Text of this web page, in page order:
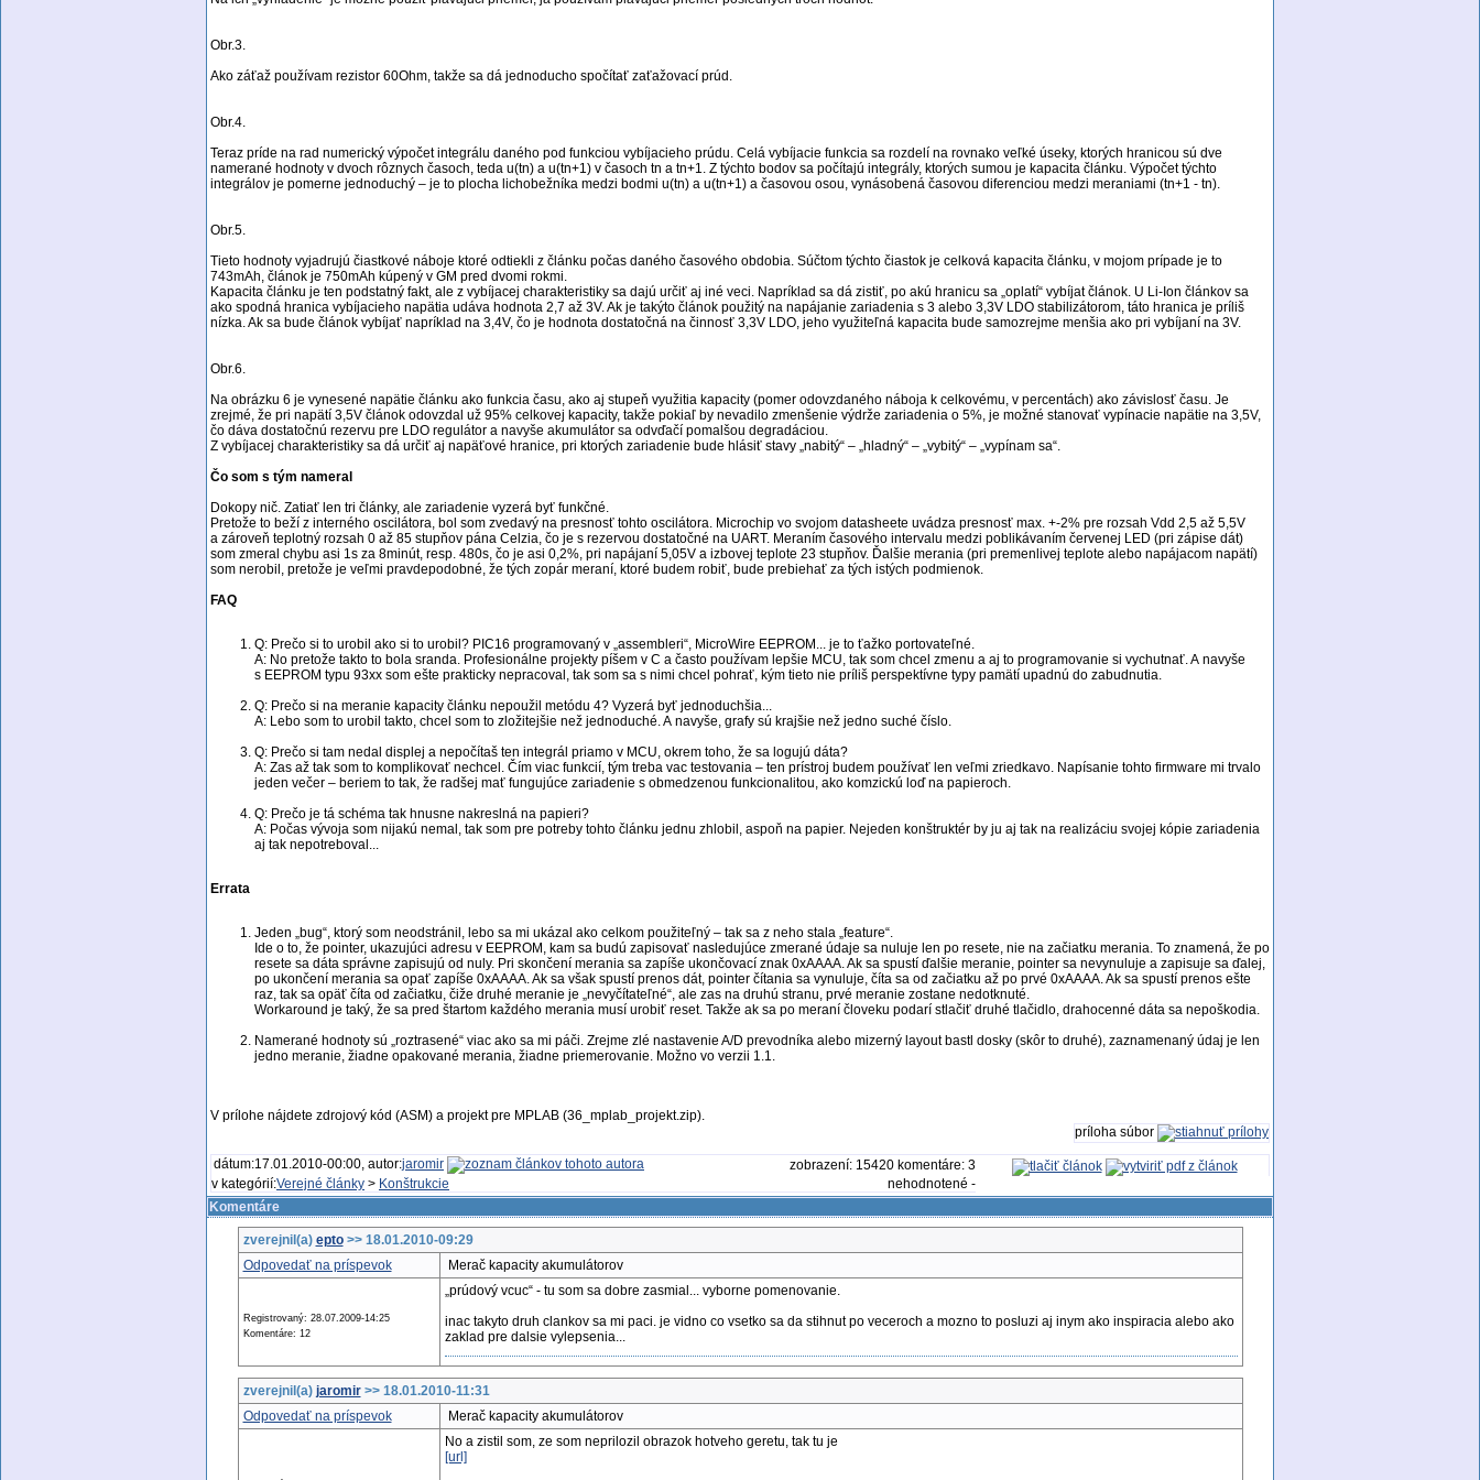
Obr.3.
Ako záťaž používam rezistor 60Ohm, takže sa dá jednoducho spočítať zaťažovací prúd.
Obr.4.
Teraz príde na rad numerický výpočet integrálu daného pod funkciou vybíjacieho prúdu. Celá vybíjacie funkcia sa rozdelí na rovnako veľké úseky, ktorých hranicou sú dve
namerané hodnoty v dvoch rôznych časoch, teda u(tn) a u(tn+1) v časoch tn a tn+1. Z týchto bodov sa počítajú integrály, ktorých sumou je kapacita článku. Výpočet týchto
integrálov je pomerne jednoduchý – je to plocha lichobežníka medzi bodmi u(tn) a u(tn+1) a časovou osou, vynásobená časovou diferenciou medzi meraniami (tn+1 - tn).
Obr.5.
Tieto hodnoty vyjadrujú čiastkové náboje ktoré odtiekli z článku počas daného časového obdobia. Súčtom týchto čiastok je celková kapacita článku, v mojom prípade je to
743mAh, článok je 750mAh kúpený v GM pred dvomi rokmi.
Kapacita článku je ten podstatný fakt, ale z vybíjacej charakteristiky sa dajú určiť aj iné veci. Napríklad sa dá zistiť, po akú hranicu sa „oplatí“ vybíjat článok. U Li-Ion článkov sa
ako spodná hranica vybíjacieho napätia udáva hodnota 2,7 až 3V. Ak je takýto článok použitý na napájanie zariadenia s 3 alebo 3,3V LDO stabilizátorom, táto hranica je príliš
nízka. Ak sa bude článok vybíjať napríklad na 3,4V, čo je hodnota dostatočná na činnosť 3,3V LDO, jeho využiteľná kapacita bude samozrejme menšia ako pri vybíjaní na 3V.
Obr.6.
Na obrázku 6 je vynesené napätie článku ako funkcia času, ako aj stupeň využitia kapacity (pomer odovzdaného náboja k celkovému, v percentách) ako závislosť času. Je
zrejmé, že pri napätí 3,5V článok odovzdal už 95% celkovej kapacity, takže pokiaľ by nevadilo zmenšenie výdrže zariadenia o 5%, je možné stanovať vypínacie napätie na 3,5V,
čo dáva dostatočnú rezervu pre LDO regulátor a navyše akumulátor sa odvďačí pomalšou degradáciou.
Z vybíjacej charakteristiky sa dá určiť aj napäťové hranice, pri ktorých zariadenie bude hlásiť stavy „nabitý“ – „hladný“ – „vybitý“ – „vypínam sa“.
Čo som s tým nameral
Dokopy nič. Zatiať len tri články, ale zariadenie vyzerá byť funkčné.
Pretože to beží z interného oscilátora, bol som zvedavý na presnosť tohto oscilátora. Microchip vo svojom datasheete uvádza presnosť max. +-2% pre rozsah Vdd 2,5 až 5,5V
a zároveň teplotný rozsah 0 až 85 stupňov pána Celzia, čo je s rezervou dostatočné na UART. Meraním časového intervalu medzi poblikávaním červenej LED (pri zápise dát)
som zmeral chybu asi 1s za 8minút, resp. 480s, čo je asi 0,2%, pri napájaní 5,05V a izbovej teplote 23 stupňov. Ďalšie merania (pri premenlivej teplote alebo napájacom napätí)
som nerobil, pretože je veľmi pravdepodobné, že tých zopár meraní, ktoré budem robiť, bude prebiehať za tých istých podmienok.
FAQ
Q: Prečo si to urobil ako si to urobil? PIC16 programovaný v „assembleri“, MicroWire EEPROM... je to ťažko portovateľné.
A: No pretože takto to bola sranda. Profesionálne projekty píšem v C a často používam lepšie MCU, tak som chcel zmenu a aj to programovanie si vychutnať. A navyše
s EEPROM typu 93xx som ešte prakticky nepracoval, tak som sa s nimi chcel pohrať, kým tieto nie príliš perspektívne typy pamätí upadnú do zabudnutia.
Q: Prečo si na meranie kapacity článku nepoužil metódu 4? Vyzerá byť jednoduchšia...
A: Lebo som to urobil takto, chcel som to zložitejšie než jednoduché. A navyše, grafy sú krajšie než jedno suché číslo.
Q: Prečo si tam nedal displej a nepočítaš ten integrál priamo v MCU, okrem toho, že sa logujú dáta?
A: Zas až tak som to komplikovať nechcel. Čím viac funkcií, tým treba vac testovania – ten prístroj budem používať len veľmi zriedkavo. Napísanie tohto firmware mi trvalo
jeden večer – beriem to tak, že radšej mať fungujúce zariadenie s obmedzenou funkcionalitou, ako komzickú loď na papieroch.
Q: Prečo je tá schéma tak hnusne nakreslná na papieri?
A: Počas vývoja som nijakú nemal, tak som pre potreby tohto článku jednu zhlobil, aspoň na papier. Nejeden konštruktér by ju aj tak na realizáciu svojej kópie zariadenia
aj tak nepotreboval...
Errata
Jeden „bug“, ktorý som neodstránil, lebo sa mi ukázal ako celkom použiteľný – tak sa z neho stala „feature“.
Ide o to, že pointer, ukazujúci adresu v EEPROM, kam sa budú zapisovať nasledujúce zmerané údaje sa nuluje len po resete, nie na začiatku merania. To znamená, že po
resete sa dáta správne zapisujú od nuly. Pri skončení merania sa zapíše ukončovací znak 0xAAAA. Ak sa spustí ďalšie meranie, pointer sa nevynuluje a zapisuje sa ďalej,
po ukončení merania sa opať zapíše 0xAAAA. Ak sa však spustí prenos dát, pointer čítania sa vynuluje, číta sa od začiatku až po prvé 0xAAAA. Ak sa spustí prenos ešte
raz, tak sa opäť číta od začiatku, čiže druhé meranie je „nevyčítateľné“, ale zas na druhú stranu, prvé meranie zostane nedotknuté.
Workaround je taký, že sa pred štartom každého merania musí urobiť reset. Takže ak sa po meraní človeku podarí stlačiť druhé tlačidlo, drahocenné dáta sa nepoškodia.
Namerané hodnoty sú „roztrasené“ viac ako sa mi páči. Zrejme zlé nastavenie A/D prevodníka alebo mizerný layout bastl dosky (skôr to druhé), zaznamenaný údaj je len
jedno meranie, žiadne opakované merania, žiadne priemerovanie. Možno vo verzii 1.1.
V prílohe nájdete zdrojový kód (ASM) a projekt pre MPLAB (36_mplab_projekt.zip).
príloha súbor
dátum:17.01.2010-00:00, autor:jaromir
zobrazení: 15420 komentáre: 3
v kategórií:Verejné články > Konštrukcie
nehodnotené -
Komentáre
zverejnil(a) epto>> 18.01.2010-09:29
Odpovedať na príspevok
Merač kapacity akumulátorov
Registrovaný: 28.07.2009-14:25
Komentáre: 12
„prúdový vcuc“ - tu som sa dobre zasmial... vyborne pomenovanie.
inac takyto druh clankov sa mi paci. je vidno co vsetko sa da stihnut po veceroch a mozno to posluzi aj inym ako inspiracia alebo ako
zaklad pre dalsie vylepsenia...
zverejnil(a) jaromir>> 18.01.2010-11:31
Odpovedať na príspevok
Merač kapacity akumulátorov
No a zistil som, ze som neprilozil obrazok hotveho geretu, tak tu je
[url]